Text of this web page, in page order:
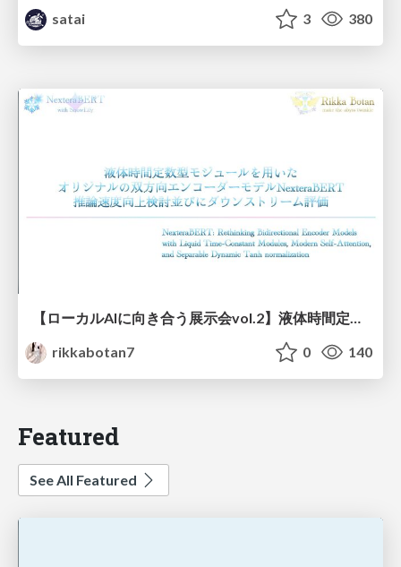
satai
3 380
【ローカルAIに向き合う展示会vol.2】液体時間定数型モジュールを用いた オリジナルの双方向エンコーダーモデルNexteraBERT 推論速度向上検討並びにダウンストリーム評価
rikkabotan7
0 140
Featured
See All Featured